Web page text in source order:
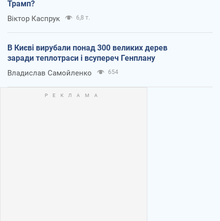
Трамп?
Віктор Каспрук 6,8 т.
В Києві вирубали понад 300 великих дерев
заради теплотраси і всупереч Генплану
Владислав Самойленко 654